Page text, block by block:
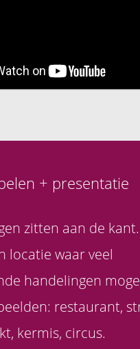
+ presentatie
zitten aan de kant.
locatie waar veel
handelingen
restaurant,
kermis, circus.